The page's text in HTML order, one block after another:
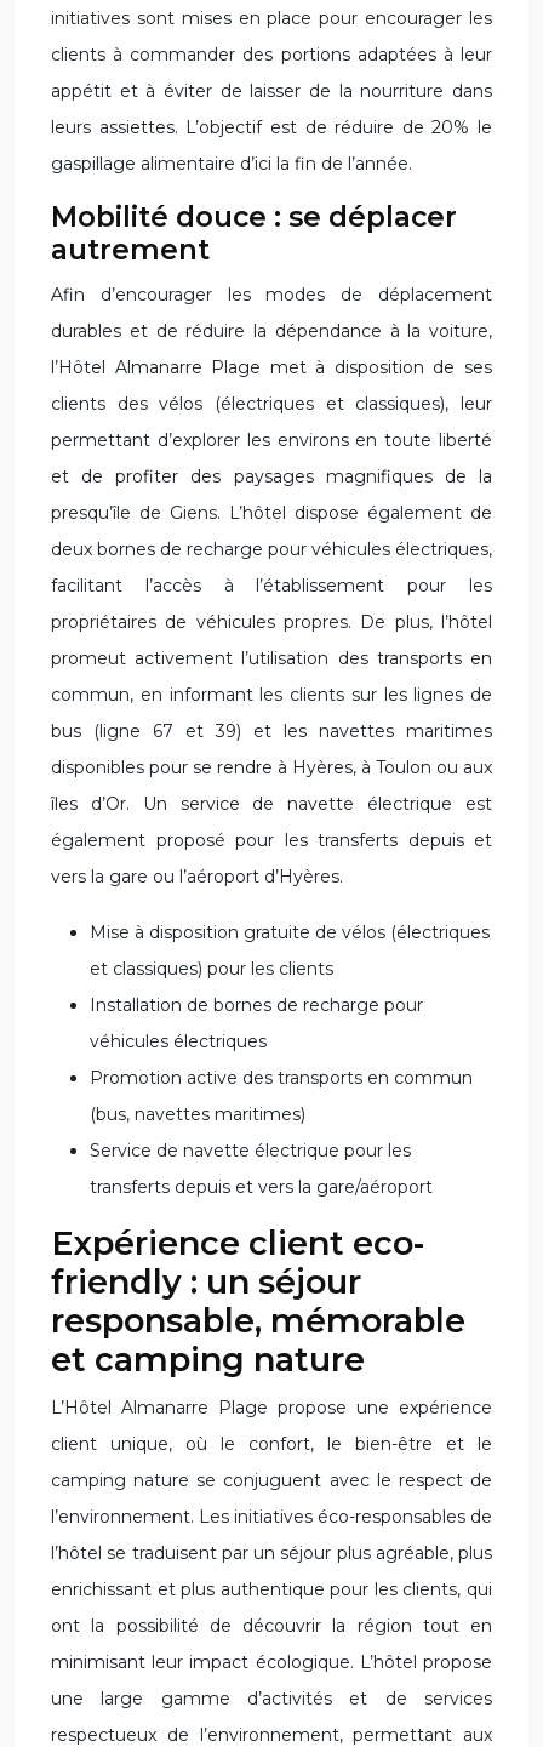
initiatives sont mises en place pour encourager les
clients à commander des portions adaptées à leur
appétit et à éviter de laisser de la nourriture dans
leurs assiettes. L’objectif est de réduire de 20% le
gaspillage alimentaire d’ici la fin de l’année.
Mobilité douce : se déplacer
autrement
Afin d’encourager les modes de déplacement
durables et de réduire la dépendance à la voiture,
l’Hôtel Almanarre Plage met à disposition de ses
clients des vélos (électriques et classiques), leur
permettant d’explorer les environs en toute liberté
et de profiter des paysages magnifiques de la
presqu’île de Giens. L’hôtel dispose également de
deux bornes de recharge pour véhicules électriques,
facilitant l’accès à l’établissement pour les
propriétaires de véhicules propres. De plus, l’hôtel
promeut activement l’utilisation des transports en
commun, en informant les clients sur les lignes de
bus (ligne 67 et 39) et les navettes maritimes
disponibles pour se rendre à Hyères, à Toulon ou aux
îles d’Or. Un service de navette électrique est
également proposé pour les transferts depuis et
vers la gare ou l’aéroport d’Hyères.
Mise à disposition gratuite de vélos (électriques
et classiques) pour les clients
Installation de bornes de recharge pour
véhicules électriques
Promotion active des transports en commun
(bus, navettes maritimes)
Service de navette électrique pour les
transferts depuis et vers la gare/aéroport
Expérience client eco-
friendly : un séjour
responsable, mémorable
et camping nature
L’Hôtel Almanarre Plage propose une expérience
client unique, où le confort, le bien-être et le
camping nature se conjuguent avec le respect de
l’environnement. Les initiatives éco-responsables de
l’hôtel se traduisent par un séjour plus agréable, plus
enrichissant et plus authentique pour les clients, qui
ont la possibilité de découvrir la région tout en
minimisant leur impact écologique. L’hôtel propose
une large gamme d’activités et de services
respectueux de l’environnement, permettant aux